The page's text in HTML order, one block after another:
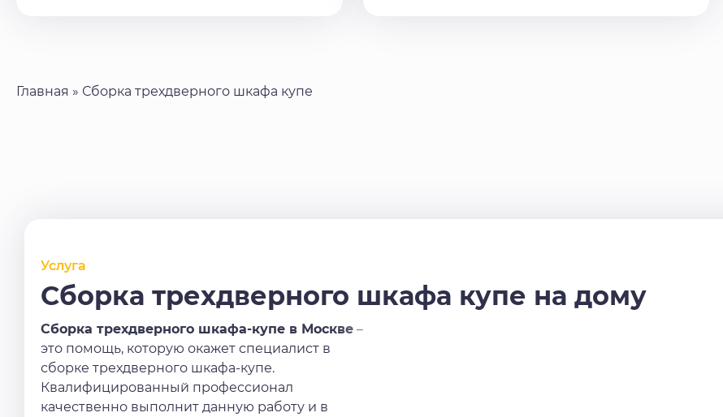
Главная » Сборка трехдверного шкафа купе
Услуга
Сборка трехдверного шкафа купе на дому
Сборка трехдверного шкафа-купе в Москве –
это помощь, которую окажет специалист в
сборке трехдверного шкафа-купе.
Квалифицированный профессионал
качественно выполнит данную работу и в